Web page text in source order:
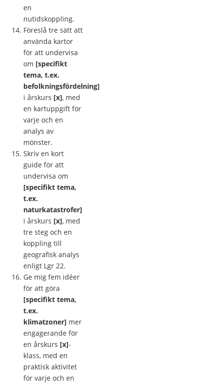
en
nutidskoppling.
Föreslå tre sätt att
använda kartor
för att undervisa
om [specifikt
tema, t.ex.
befolkningsfördelning]
i årskurs [x], med
en kartuppgift för
varje och en
analys av
mönster.
Skriv en kort
guide för att
undervisa om
[specifikt tema,
t.ex.
naturkatastrofer]
i årskurs [x], med
tre steg och en
koppling till
geografisk analys
enligt Lgr 22.
Ge mig fem idéer
för att göra
[specifikt tema,
t.ex.
klimatzoner] mer
engagerande för
en årskurs [x]-
klass, med en
praktisk aktivitet
för varje och en